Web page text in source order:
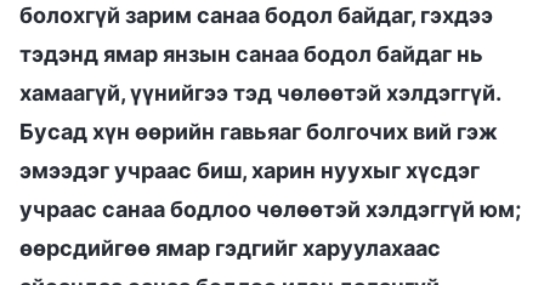
болохгүй зарим санаа бодол байдаг, гэхдээ
тэдэнд ямар янзын санаа бодол байдаг нь
хамаагүй, үүнийгээ тэд чөлөөтэй хэлдэггүй.
Бусад хүн өөрийн гавьяаг болгочих вий гэж
эмээдэг учраас биш, харин нуухыг хүсдэг
учраас санаа бодлоо чөлөөтэй хэлдэггүй юм;
өөрсдийгөө ямар гэдгийг харуулахаас